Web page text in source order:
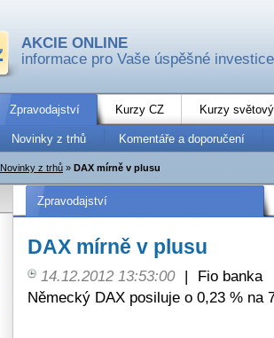
AKCIE ONLINE
informace pro Vaše úspěšné investice
Zpravodajství Kurzy CZ Kurzy
Novinky z trhů Komentáře a doporučení
Novinky z trhů » DAX mírně v plusu
Zpravodajství
DAX mírně v plusu
14.12.2012 13:53:00 |
Fio banka
Německý DAX posiluje o 0,23 % na